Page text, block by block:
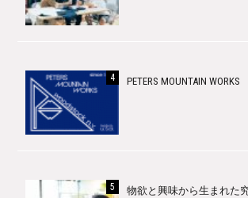
PETERS MOUNTAIN WORKS
物欲と興味から生まれた